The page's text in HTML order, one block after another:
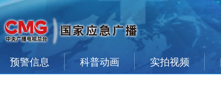
预警信息 科普动画 实拍视频